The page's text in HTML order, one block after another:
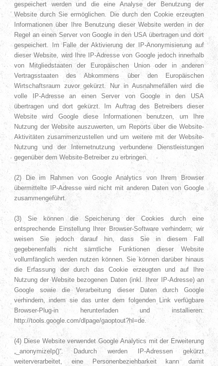
gespeichert werden und die eine Analyse der Benutzung der
Website durch Sie ermöglichen. Die durch den Cookie erzeugten
Informationen über Ihre Benutzung dieser Website werden in der
Regel an einen Server von Google in den USA übertragen und dort
gespeichert. Im Falle der Aktivierung der IP-Anonymisierung auf
dieser Website, wird Ihre IP-Adresse von Google jedoch innerhalb
von Mitgliedstaaten der Europäischen Union oder in anderen
Vertragsstaaten des Abkommens über den Europäischen
Wirtschaftsraum zuvor gekürzt. Nur in Ausnahmefällen wird die
volle IP-Adresse an einen Server von Google in den USA
übertragen und dort gekürzt. Im Auftrag des Betreibers dieser
Website wird Google diese Informationen benutzen, um Ihre
Nutzung der Website auszuwerten, um Reports über die Website-
Aktivitäten zusammenzustellen und um weitere mit der Website-
Nutzung und der Internetnutzung verbundene Dienstleistungen
gegenüber dem Website-Betreiber zu erbringen.
(2) Die im Rahmen von Google Analytics von Ihrem Browser
übermittelte IP-Adresse wird nicht mit anderen Daten von Google
zusammengeführt.
(3) Sie können die Speicherung der Cookies durch eine
entsprechende Einstellung Ihrer Browser-Software verhindern; wir
weisen Sie jedoch darauf hin, dass Sie in diesem Fall
gegebenenfalls nicht sämtliche Funktionen dieser Website
vollumfänglich werden nutzen können. Sie können darüber hinaus
die Erfassung der durch das Cookie erzeugten und auf Ihre
Nutzung der Website bezogenen Daten (inkl. Ihrer IP-Adresse) an
Google sowie die Verarbeitung dieser Daten durch Google
verhindern, indem sie das unter dem folgenden Link verfügbare
Browser-Plug-in herunterladen und installieren:
http://tools.google.com/dlpage/gaoptout?hl=de.
(4) Diese Website verwendet Google Analytics mit der Erweiterung
„_anonymizeIp()“. Dadurch werden IP-Adressen gekürzt
weiterverarbeitet, eine Personenbeziehbarkeit kann damit